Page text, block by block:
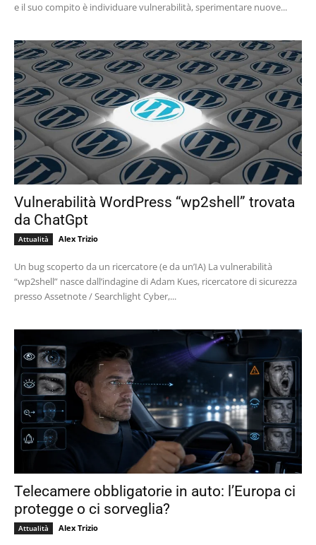
e il suo compito è individuare vulnerabilità, sperimentare nuove...
Vulnerabilità WordPress “wp2shell” trovata
da ChatGpt
Attualità Alex Trizio
Un bug scoperto da un ricercatore (e da un’IA) La vulnerabilità
“wp2shell” nasce dall’indagine di Adam Kues, ricercatore di sicurezza
presso Assetnote / Searchlight Cyber,...
Telecamere obbligatorie in auto: l’Europa ci
protegge o ci sorveglia?
Attualità Alex Trizio